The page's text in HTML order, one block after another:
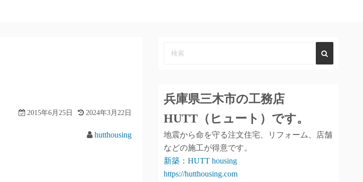
2015年6月25日 2024年3月22日
hutthousing
兵庫県三木市の工務店
HUTT（ヒュート） です。
地震から命を守る注文住宅、リフォーム、店舗
などの施工が得意です。
新築：HUTT housing
https://hutthousing.com